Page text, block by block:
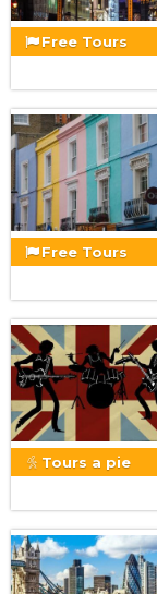
Free Tours
Free Tours
Tours a pie